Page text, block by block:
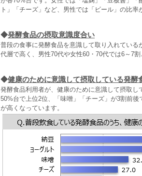
ト」「チーズ」など、男性では「ビール」の比率
◆発酵食品の摂取意識度合い
普段の食事に発酵食品を意識して取り入れてい
代層で高く、男性70代や女性60・70代では6～7
◆健康のために意識して摂取している発酵
発酵食品利用者が、健康のために意識して摂取
50%台で上位2位、「味噌」「チーズ」が3割前
が高くなっています。